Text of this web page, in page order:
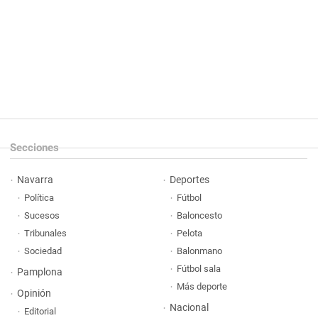
Secciones
Navarra
Política
Sucesos
Tribunales
Sociedad
Pamplona
Opinión
Editorial
Deportes
Fútbol
Baloncesto
Pelota
Balonmano
Fútbol sala
Más deporte
Nacional